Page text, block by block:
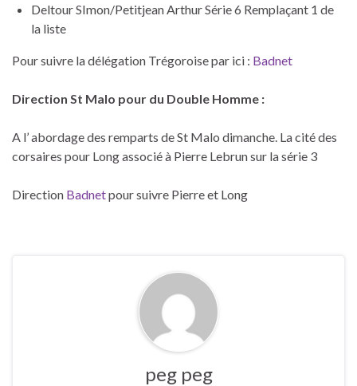
Deltour SImon/Petitjean Arthur Série 6 Remplaçant 1 de
la liste
Pour suivre la délégation Trégoroise par ici : Badnet
Direction St Malo pour du Double Homme :
A l’ abordage des remparts de St Malo dimanche. La cité des
corsaires pour Long associé à Pierre Lebrun sur la série 3
Direction Badnetpour suivre Pierre et Long
peg peg